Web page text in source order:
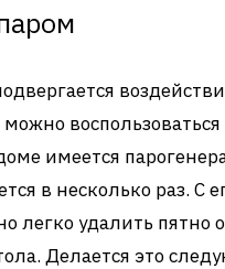
можно
имеется
в несколько раз. С
удалить пятно
Делается это